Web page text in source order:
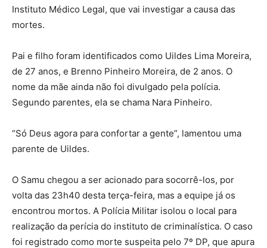
Instituto Médico Legal, que vai investigar a causa das
mortes.
Pai e filho foram identificados como Uildes Lima Moreira,
de 27 anos, e Brenno Pinheiro Moreira, de 2 anos. O
nome da mãe ainda não foi divulgado pela polícia.
Segundo parentes, ela se chama Nara Pinheiro.
“Só Deus agora para confortar a gente”, lamentou uma
parente de Uildes.
O Samu chegou a ser acionado para socorrê-los, por
volta das 23h40 desta terça-feira, mas a equipe já os
encontrou mortos. A Polícia Militar isolou o local para
realização da perícia do instituto de criminalística. O caso
foi registrado como morte suspeita pelo 7º DP, que apura